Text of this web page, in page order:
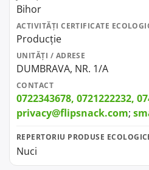
Bihor
ACTIVITĂȚI CERTIFICATE
Producție
UNITĂȚI / ADRESE
DUMBRAVA, NR. 1/A
CONTACT
0722343678, 0721222232,
privacy@flipsnack.com;
REPERTORIU PRODUSE
Nuci